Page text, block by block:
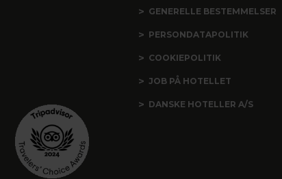
GENERELLE BESTEMMELSER
PERSONDATAPOLITIK
COOKIEPOLITIK
JOB PÅ HOTELLET
DANSKE HOTELLER A/S